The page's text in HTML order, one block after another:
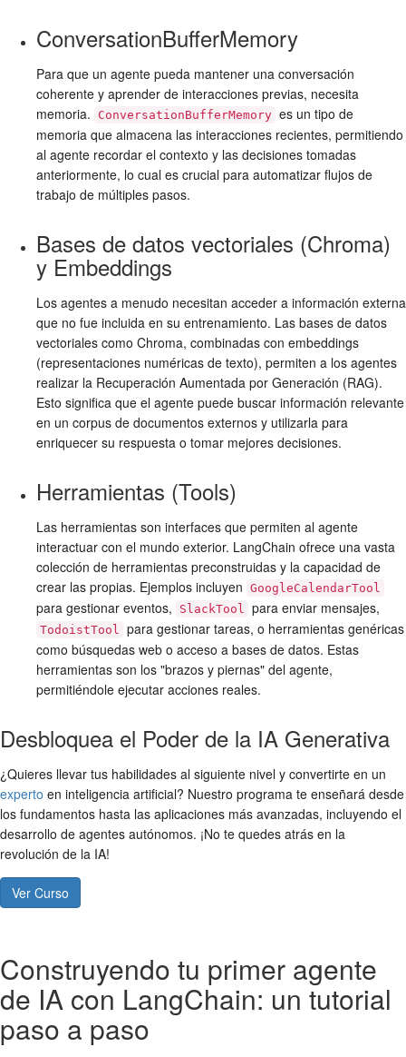
ConversationBufferMemory
Para que un agente pueda mantener una conversación
coherente y aprender de interacciones previas, necesita
memoria.
ConversationBufferMemory es un tipo de
memoria que almacena las interacciones recientes, permitiendo
al agente recordar el contexto y las decisiones tomadas
anteriormente, lo cual es crucial para automatizar flujos de
trabajo de múltiples pasos.
Bases de datos vectoriales (Chroma)
y Embeddings
Los agentes a menudo necesitan acceder a información externa
que no fue incluida en su entrenamiento. Las bases de datos
vectoriales como Chroma, combinadas con embeddings
(representaciones numéricas de texto), permiten a los agentes
realizar la Recuperación Aumentada por Generación (RAG).
Esto significa que el agente puede buscar información relevante
en un corpus de documentos externos y utilizarla para
enriquecer su respuesta o tomar mejores decisiones.
Herramientas (Tools)
Las herramientas son interfaces que permiten al agente
interactuar con el mundo exterior. LangChain ofrece una vasta
colección de herramientas preconstruidas y la capacidad de
crear las propias. Ejemplos incluyen GoogleCalendarTool
para gestionar eventos, SlackTool para enviar mensajes,
TodoistTool para gestionar tareas, o herramientas genéricas
como búsquedas web o acceso a bases de datos. Estas
herramientas son los "brazos y piernas" del agente,
permitiéndole ejecutar acciones reales.
Desbloquea el Poder de la IA Generativa
¿Quieres llevar tus habilidades al siguiente nivel y convertirte en un
experto en inteligencia artificial? Nuestro programa te enseñará desde
los fundamentos hasta las aplicaciones más avanzadas, incluyendo el
desarrollo de agentes autónomos. ¡No te quedes atrás en la
revolución de la IA!
Ver Curso
Construyendo tu primer agente
de IA con LangChain: un tutorial
paso a paso